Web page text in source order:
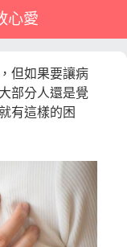
心愛
但如果要讓病
部分人還是覺
有這樣的困